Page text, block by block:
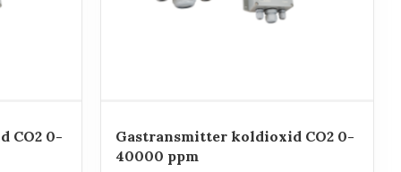
CO2 0-
Gastransmitter koldioxid CO2 0-
40000 ppm